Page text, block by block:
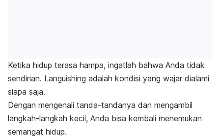
Ketika hidup terasa hampa, ingatlah bahwa Anda tidak
sendirian. Languishing adalah kondisi yang wajar dialami
siapa saja.
Dengan mengenali tanda-tandanya dan mengambil
langkah-langkah kecil, Anda bisa kembali menemukan
semangat hidup.